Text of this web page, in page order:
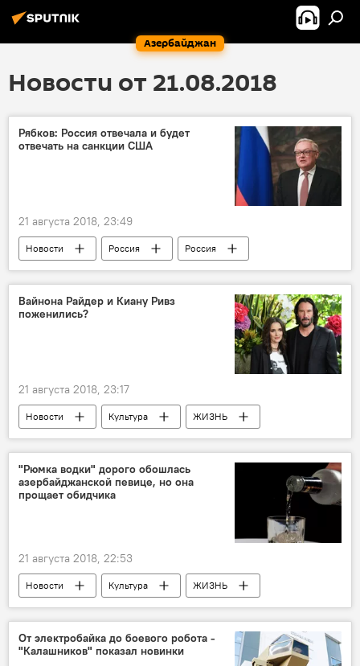
Азербайджан
Новости от 21.08.2018
Рябков: Россия отвечала и будет
отвечать на санкции США
21 августа 2018, 23:49
Новости Россия
Россия
США
Сергей Рябков санкции
Вайнона Райдер и Киану Ривз
поженились?
21 августа 2018, 23:17
Новости Культура
ЖИЗНЬ
Новости мира
Киану Ривз
Вайнона Райдер
"Рюмка водки" дорого обошлась
азербайджанской певице, но она
прощает обидчика
21 августа 2018, 22:53
Новости Культура
ЖИЗНЬ
Азербайджан
Матанат Асадова
певица
Водка
От электробайка до боевого робота -
"Калашников" показал новинки